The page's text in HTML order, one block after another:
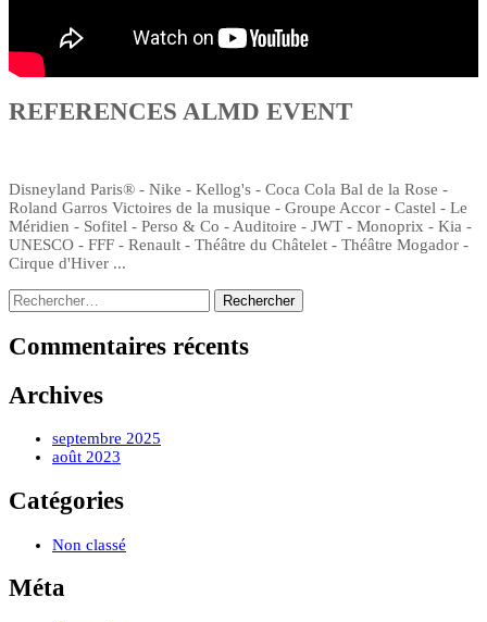
REFERENCES ALMD EVENT
Disneyland Paris® - Nike - Kellog's - Coca Cola Bal de la Rose -
Roland Garros Victoires de la musique - Groupe Accor - Castel - Le
Méridien - Sofitel - Perso & Co - Auditoire - JWT - Monoprix - Kia -
UNESCO - FFF - Renault - Théâtre du Châtelet - Théâtre Mogador -
Cirque d'Hiver ...
Rechercher :
Commentaires récents
Archives
septembre 2025
août 2023
Catégories
Non classé
Méta